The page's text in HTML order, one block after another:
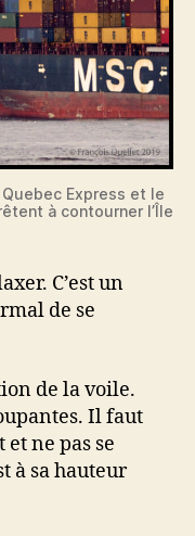
Express et le
à contourner l’Île
C’est un
de se
de la voile.
Il faut
ne pas se
à sa hauteur